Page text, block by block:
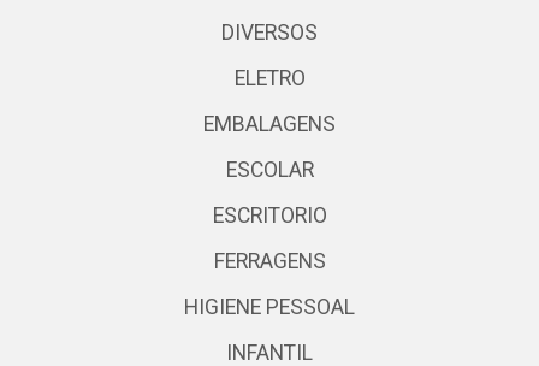
DIVERSOS
ELETRO
EMBALAGENS
ESCOLAR
ESCRITORIO
FERRAGENS
HIGIENE PESSOAL
INFANTIL